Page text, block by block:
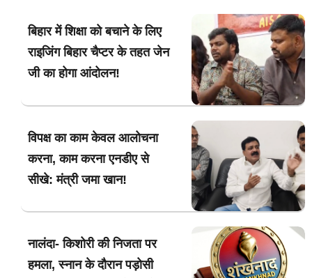
बिहार में शिक्षा को बचाने के लिए
राइजिंग बिहार चैप्टर के तहत जेन
जी का होगा आंदोलन!
विपक्ष का काम केवल आलोचना
करना, काम करना एनडीए से
सीखे: मंत्री जमा खान!
नालंदा- किशोरी की निजता पर
हमला, स्नान के दौरान पड़ोसी